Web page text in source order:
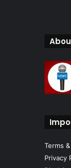
Terms
Privacy